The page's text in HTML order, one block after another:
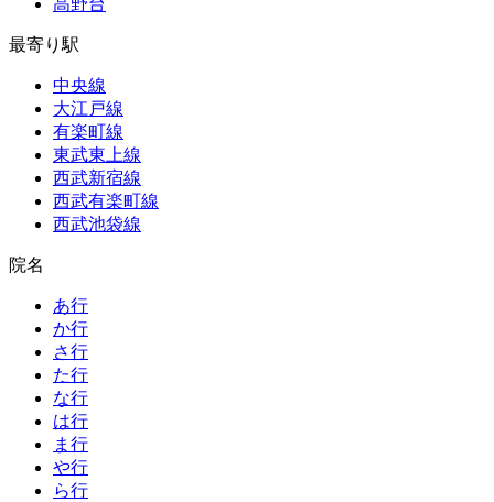
高野台
最寄り駅
中央線
大江戸線
有楽町線
東武東上線
西武新宿線
西武有楽町線
西武池袋線
院名
あ行
か行
さ行
た行
な行
は行
ま行
や行
ら行